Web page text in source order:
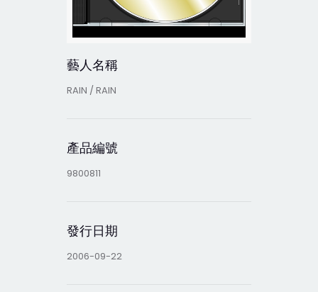
藝人名稱
RAIN / RAIN
產品編號
9800811
發行日期
2006-09-22